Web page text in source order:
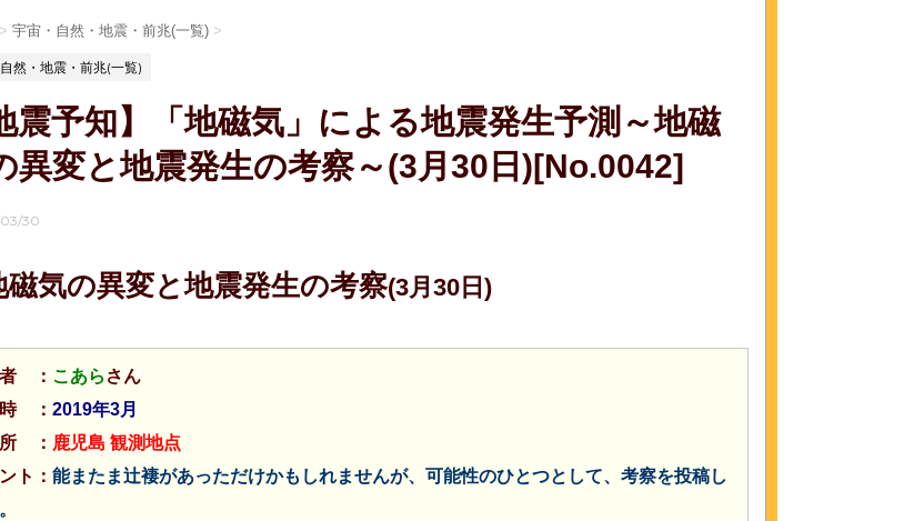
> 宇宙・自然・地震・前兆(一覧) >
然・地震・前兆(一覧)
震予知】「地磁気」による地震発生予測～地磁
異変と地震発生の考察～(3月30日)[No.0042]
30
磁気の異変と地震発生の考察(3月30日)
： こあら さん
： 2019年3月
： 鹿児島 観測地点
ト： 能またま辻褄があっただけかもしれませんが、可能性のひとつとして、考察を投稿し